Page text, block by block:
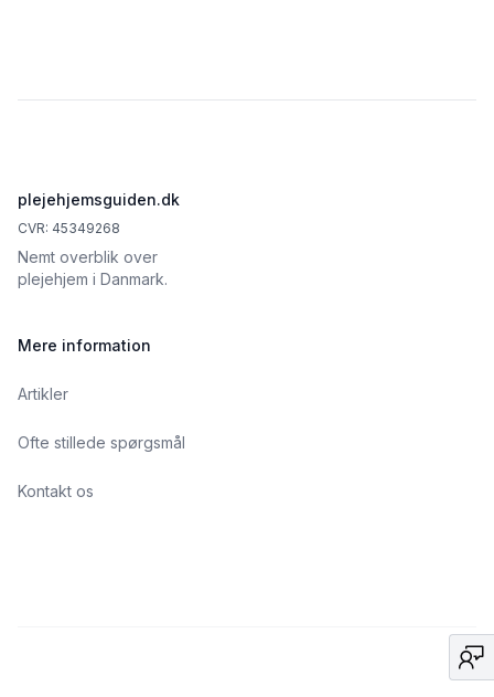
plejehjemsguiden.dk
CVR: 45349268
Nemt overblik over
plejehjem i Danmark.
Mere information
Artikler
Ofte stillede spørgsmål
Kontakt os